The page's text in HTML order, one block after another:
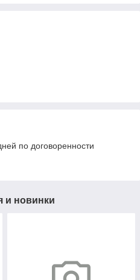
по договоренности
и новинки